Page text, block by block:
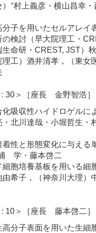
）°村上義彦・横山昌幸
分子を用いたセルアレイ
の検討（早大院理工・
生命研・CREST, JST）
理工）酒井清孝，（東
: 30＞［座長 金野智浩］
化吸収性ハイドロゲルに
・北川達哉・小堀哲生
着性と形態変化に与える
学・藤本啓二
細胞培養基板を用いる
由希子，（神奈川大理）
: 10＞［座長 藤本啓二］
高分子表面を用いた生細